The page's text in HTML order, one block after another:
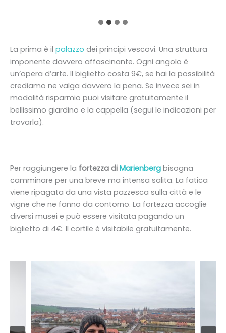
La prima è il palazzo dei principi vescovi. Una struttura
imponente davvero affascinante. Ogni angolo è
un’opera d’arte. Il biglietto costa 9€, se hai la possibilità
crediamo ne valga davvero la pena. Se invece sei in
modalità risparmio puoi visitare gratuitamente il
bellissimo giardino e la cappella (segui le indicazioni per
trovarla).
Per raggiungere la fortezza di Marienberg bisogna
camminare per una breve ma intensa salita. La fatica
viene ripagata da una vista pazzesca sulla città e le
vigne che ne fanno da contorno. La fortezza accoglie
diversi musei e può essere visitata pagando un
biglietto di 4€. Il cortile è visitabile gratuitamente.